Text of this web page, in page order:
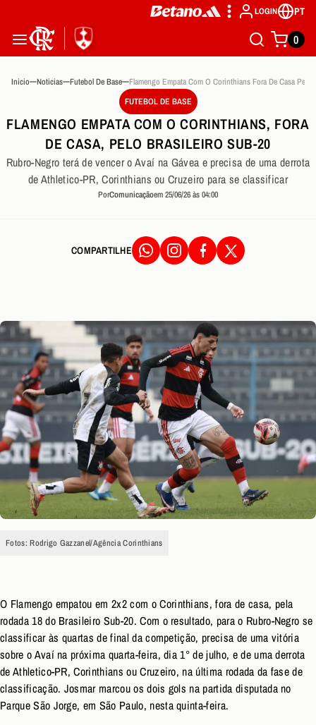
LOGIN PT
0
Inicio Noticias
Futebol De Base
FUTEBOL DE BASE
FLAMENGO EMPATA COM O CORINTHIANS, FORA
DE CASA, PELO BRASILEIRO SUB-20
Rubro-Negro terá de vencer o Avaí na Gávea e precisa de uma derrota
de Athletico-PR, Corinthians ou Cruzeiro para se classificar
PorComunicaçãoem 25/06/26 às 04:00
COMPARTILHE
Fotos: Rodrigo Gazzanel/Agência Corinthians
O Flamengo empatou em 2x2 com o Corinthians, fora de casa, pela
rodada 18 do Brasileiro Sub-20. Com o resultado, para o Rubro-Negro se
classificar às quartas de final da competição, precisa de uma vitória
sobre o Avaí na próxima quarta-feira, dia 1° de julho, e de uma derrota
de Athletico-PR, Corinthians ou Cruzeiro, na última rodada da fase de
classificação. Josmar marcou os dois gols na partida disputada no
Parque São Jorge, em São Paulo, nesta quinta-feira.